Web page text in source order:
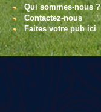
Qui sommes-nous ?
Contactez-nous
Faites votre pub ici